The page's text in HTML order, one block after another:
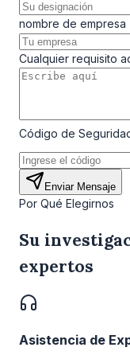
nombre de empresa
Cualquier requisito
Código de
Enviar Mensaje
Por Qué Elegirnos
Su
expertos
Asistencia de